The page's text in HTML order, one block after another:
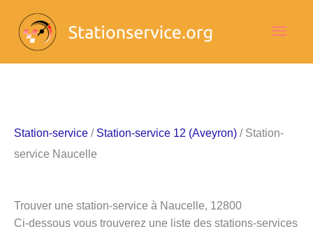
contenu
Station-service / Station-service 12 (Aveyron) / Station-
service Naucelle
Trouver une station-service à Naucelle, 12800
Ci-dessous vous trouverez une liste des stations-services